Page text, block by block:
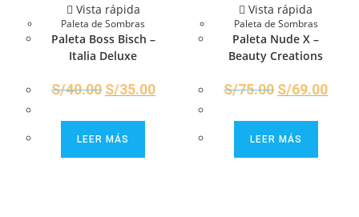
Vista rápida
Paleta de Sombras
Paleta Boss Bisch –
Italia Deluxe
S/40.00 S/35.00
LEER MÁS
Vista rápida
Paleta de Sombras
Paleta Nude X –
Beauty Creations
S/75.00 S/69.00
LEER MÁS